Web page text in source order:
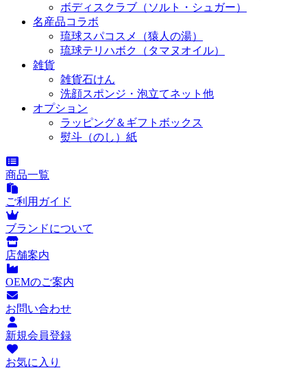
ボディスクラブ（ソルト・シュガー）
名産品コラボ
琉球スパコスメ（猿人の湯）
琉球テリハボク（タマヌオイル）
雑貨
雑貨石けん
洗顔スポンジ・泡立てネット他
オプション
ラッピング＆ギフトボックス
熨斗（のし）紙
商品一覧
ご利用ガイド
ブランドについて
店舗案内
OEMのご案内
お問い合わせ
新規会員登録
お気に入り